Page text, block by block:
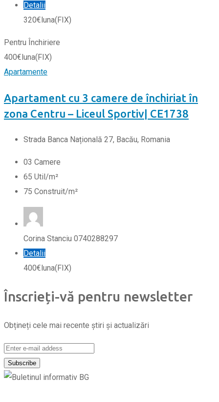
Detalii
320€luna(FIX)
Pentru Închiriere
400€luna(FIX)
Apartamente
Apartament cu 3 camere de închiriat în
zona Centru – Liceul Sportiv| CE1738
Strada Banca Națională 27, Bacău, Romania
03 Camere
65 Util/m²
75 Construit/m²
Corina Stanciu 0740288297
Detalii
400€luna(FIX)
Înscrieți-vă pentru newsletter
Obțineți cele mai recente știri și actualizări